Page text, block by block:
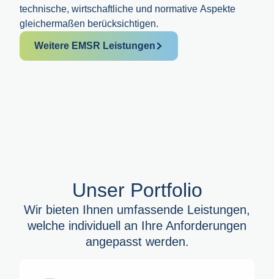
technische, wirtschaftliche und normative Aspekte
gleichermaßen berücksichtigen.
Weitere EMSR Leistungen
Unser Portfolio
Wir bieten Ihnen umfassende Leistungen,
welche individuell an Ihre Anforderungen
angepasst werden.